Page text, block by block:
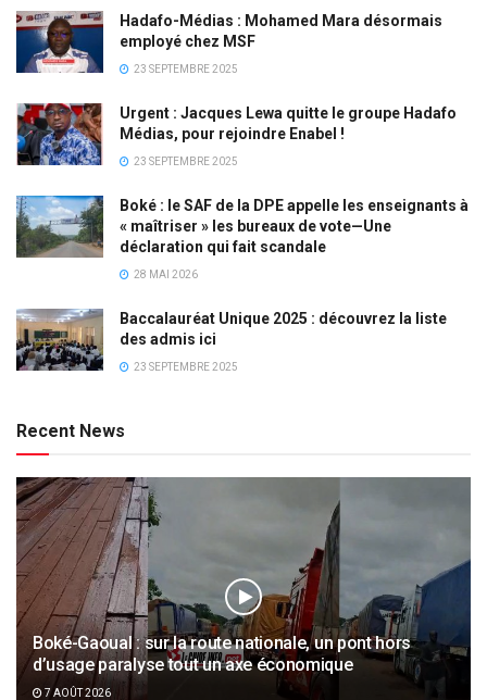
Hadafo-Médias : Mohamed Mara désormais
employé chez MSF
23 SEPTEMBRE 2025
Urgent : Jacques Lewa quitte le groupe Hadafo
Médias, pour rejoindre Enabel !
23 SEPTEMBRE 2025
Boké : le SAF de la DPE appelle les enseignants à
« maîtriser » les bureaux de vote—Une
déclaration qui fait scandale
28 MAI 2026
Baccalauréat Unique 2025 : découvrez la liste
des admis ici
23 SEPTEMBRE 2025
Recent News
Boké-Gaoual : sur la route nationale, un pont hors
d’usage paralyse tout un axe économique
7 AOÛT 2026